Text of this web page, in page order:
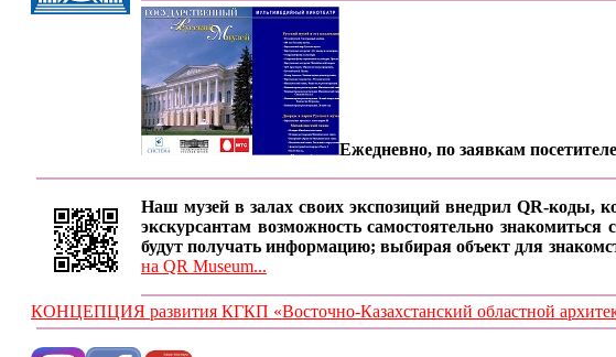
Ежедневно, по заявкам
Наш музей в залах своих экспозиций внедрил QR-коды,
экскурсантам возможность самостоятельно
будут получать информацию; выбирая объект для
на QR Museum...
КОНЦЕПЦИЯ развития КГКП «Восточно-Казахстанский областной